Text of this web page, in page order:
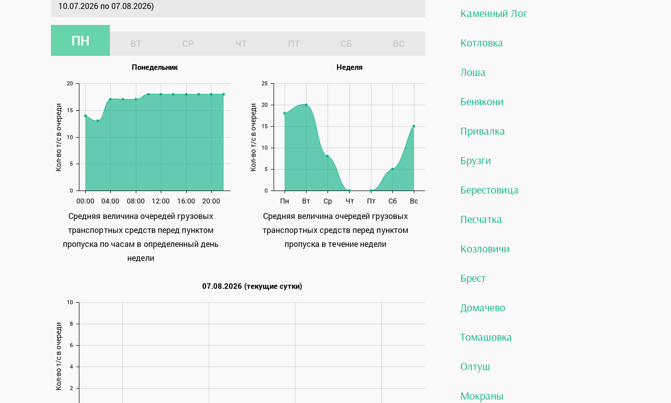
10.07.2026 по 07.08.2026)
ПН ВТ СР ЧТ ПТ СБ ВС
Понедельник
00:00 04:00 08:00 12:00 16:00 20:00
0
5
10
15
20
Кол-во т/с в очереди
Средняя величина очередей грузовых
транспортных средств перед пунктом
пропуска по часам в определенный день
недели
Неделя
Пн Вт Ср Чт Пт Сб Вс
0
5
10
15
20
25
Кол-во т/с в очереди
Средняя величина очередей грузовых
транспортных средств перед пунктом
пропуска в течение недели
07.08.2026 (текущие сутки)
2
4
6
8
10
Кол-во т/с в очереди
Каменный Лог
Котловка
Лоша
Бенякони
Привалка
Брузги
Берестовица
Песчатка
Козловичи
Брест
Домачево
Томашовка
Олтуш
Мокраны